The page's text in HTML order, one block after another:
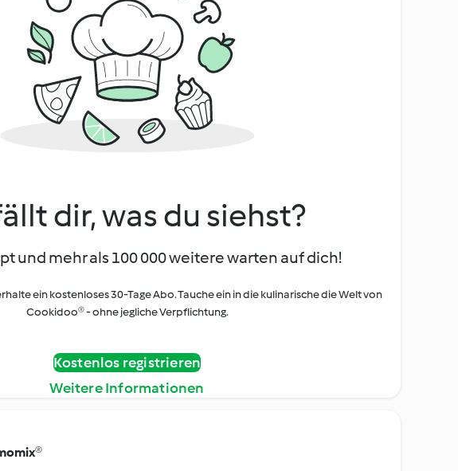
dir, was du siehst?
und mehr als 100 000 weitere warten auf dich!
ein kostenloses 30-Tage Abo. Tauche ein in die kulinarische die Welt von
Cookidoo® - ohne jegliche Verpflichtung.
Kostenlos registrieren
Weitere Informationen